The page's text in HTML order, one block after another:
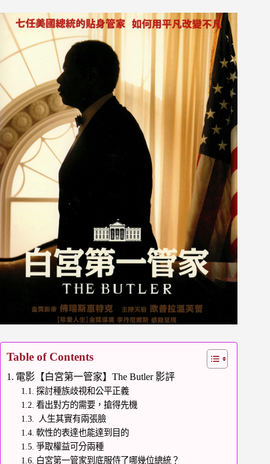
Table of Contents
電影【白宮第一管家】The Butler 影評
探討種族歧視和公平正義
看出對方的需要，搶得先機
人生其實有兩張臉
軟性的表達也能達到目的
爭取權益可分兩種
白宮第一管家到底服侍了哪幾位總統？